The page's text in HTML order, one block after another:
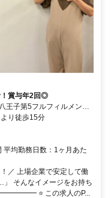
！賞与年2回◎
子第5フルフィルメント
り徒歩15分
平均勤務日数：1ヶ月あた
／ 上場企業で安定して働
そんなイメージをお持ち
⭐ この求人のP...